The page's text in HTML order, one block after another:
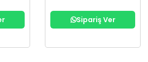
Sipariş Ver